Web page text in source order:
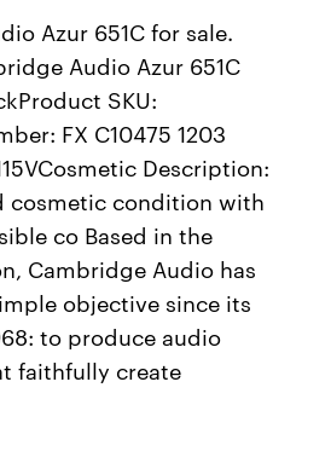
Azur 651C for sale.
Audio Azur 651C
SKU:
FX C10475 1203
Description:
cosmetic condition with
co Based in the
Cambridge Audio has
objective since its
to produce audio
faithfully create